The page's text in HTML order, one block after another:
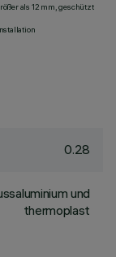
als 12 mm, geschützt
0.28
und
thermoplast